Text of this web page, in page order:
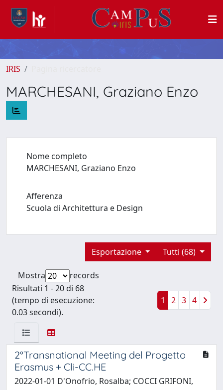
IRIS
MARCHESANI, Graziano Enzo
Nome completo
MARCHESANI, Graziano Enzo
Afferenza
Scuola di Architettura e Design
Tutti (68)
Esportazione
Mostra
records
Risultati 1 - 20 di 68
(tempo di esecuzione:
0.03 secondi).
1 2 3 4
2°Transnational Meeting del Progetto
Erasmus + Cli-CC.HE
2022-01-01 D'Onofrio, Rosalba; COCCI GRIFONI,